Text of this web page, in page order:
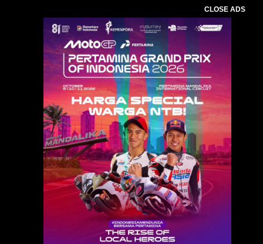
CLOSE ADS